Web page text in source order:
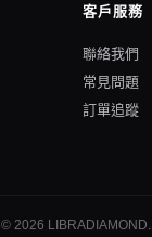
客戶服務
聯絡我們
常見問題
訂單追蹤
© 2026 LIBRADIAMOND